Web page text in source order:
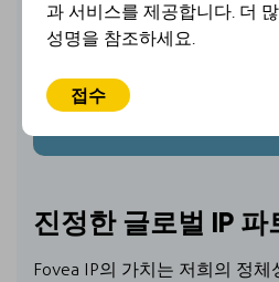
도와드리겠습니다.
문의 바랍니다.
진정한 글로벌 IP 파
Fovea IP의 가치는 저희의 정
과 서비스를 제공합니다. 더
성명을 참조하세요.
접수